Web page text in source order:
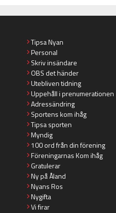
Tipsa Nyan
Personal
Skriv insändare
OBS det händer
Utebliven tidning
Uppehåll i prenumerationen
Adressändring
Sportens kom ihåg
Tipsa sporten
Myndig
100 ord från din förening
Föreningarnas Kom ihåg
Gratulerar
Ny på Åland
Nyans Ros
Nygifta
Vi firar